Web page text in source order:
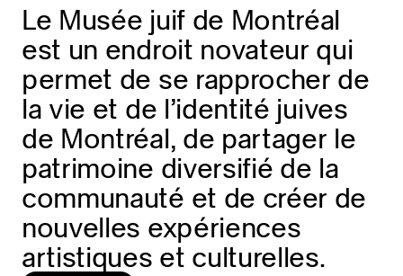
Le Musée juif de Montréal
est un endroit novateur qui
permet de se rapprocher de
la vie et de l’identité juives
de Montréal, de partager le
patrimoine diversifié de la
communauté et de créer de
nouvelles expériences
artistiques et culturelles.